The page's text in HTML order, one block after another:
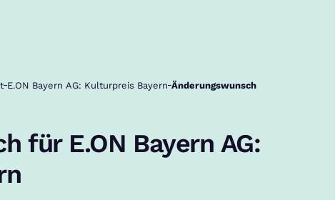
E.ON Bayern AG: Kulturpreis Bayern Änderungswunsch
für E.ON Bayern AG: